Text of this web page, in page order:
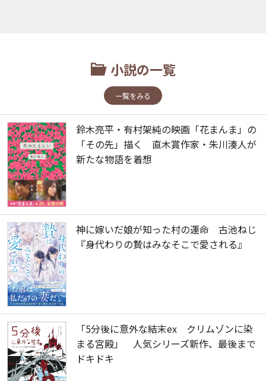
小説の一覧
一覧をみる
鈴木亮平・有村架純の映画「花まんま」の
「その先」描く 直木賞作家・朱川湊人が
新たな物語を着想
神に嫁いだ娘が知った村の運命 古池ねじ
『身代わりの贄はみなそこで愛される』
「5分後に意外な結末ex クリムゾンに染
まる宮殿」 人気シリーズ新作、最後まで
ドキドキ